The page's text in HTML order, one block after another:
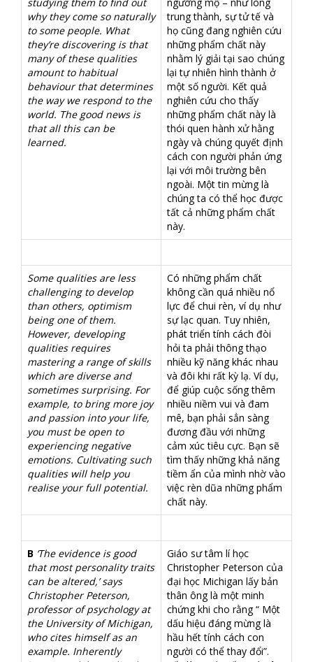
why they come so naturally
to some people. What
they’re discovering is that
many of these qualities
amount to habitual
behaviour that determines
the way we respond to the
world. The good news is
that all this can be
learned.
trung thành, sự tử tế và
họ cũng đang nghiên cứu
những phẩm chất này
nhằm lý giải tại sao chúng
lại tự nhiên hình thành ở
một số người. Kết quả
nghiên cứu cho thấy
những phẩm chất này là
thói quen hành xử hằng
ngày và chúng quyết định
cách con người phản ứng
lại với môi trường bên
ngoài. Một tin mừng là
chúng ta có thể học được
tất cả những phẩm chất
này.
Some qualities are less
challenging to develop
than others, optimism
being one of them.
However, developing
qualities requires
mastering a range of skills
which are diverse and
sometimes surprising. For
example, to bring more joy
and passion into your life,
you must be open to
experiencing negative
emotions. Cultivating such
qualities will help you
realise your full potential.
Có những phẩm chất
không cần quá nhiều nổ
lực để chui rèn, ví dụ như
sự lạc quan. Tuy nhiên,
phát triển tính cách đòi
hỏi ta phải thông thạo
nhiều kỹ năng khác nhau
và đôi khi rất kỳ lạ. Ví dụ,
để giúp cuộc sống thêm
nhiều niềm vui và đam
mê, bạn phải sẳn sàng
đương đầu với những
cảm xúc tiêu cực. Bạn sẽ
tìm thấy những khả năng
tiềm ẩn của mình nhờ vào
việc rèn dũa những phẩm
chất này.
B ‘The evidence is good
that most personality traits
can be altered,’ says
Christopher Peterson,
professor of psychology at
the University of Michigan,
who cites himself as an
example. Inherently
Giáo sư tâm lí học
Christopher Peterson của
đại học Michigan lấy bản
thân ông là một minh
chứng khi cho rằng “ Một
dấu hiệu đáng mừng là
hầu hết tính cách con
người có thể thay đổi”.